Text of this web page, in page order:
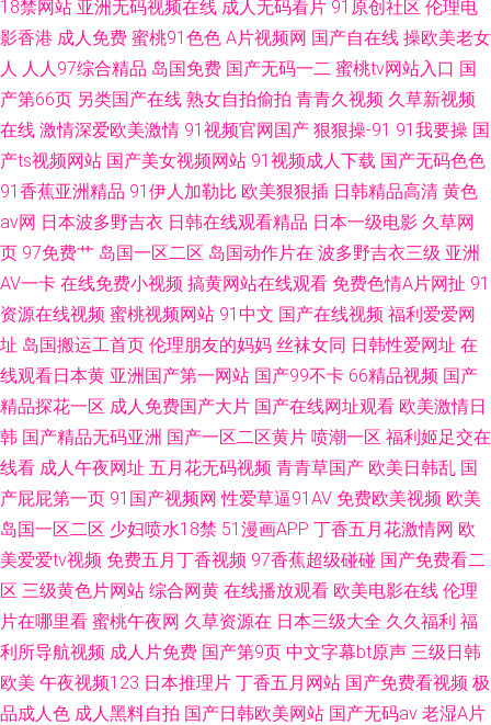
18禁网站 亚洲无码视频在线 成人无码看片 91原创社区 伦理电
影香港 成人免费 蜜桃91色色 A片视频网 国产自在线 操欧美老女
人 人人97综合精品 岛国免费 国产无码一二 蜜桃tv网站入口 国
产第66页 另类国产在线 熟女自拍偷拍 青青久视频 久草新视频
在线 激情深爱欧美激情 91视频官网国产 狠狠操-91 91我要操 国
产ts视频网站 国产美女视频网站 91视频成人下载 国产无码色色
91香蕉亚洲精品 91伊人加勒比 欧美狠狠插 日韩精品高清 黄色
av网 日本波多野吉衣 日韩在线观看精品 日本一级电影 久草网
页 97免费艹 岛国一区二区 岛国动作片在 波多野吉衣三级 亚洲
AV一卡 在线免费小视频 搞黄网站在线观看 免费色情A片网扯 91
资源在线视频 蜜桃视频网站 91中文 国产在线视频 福利爱爱网
址 岛国搬运工首页 伦理朋友的妈妈 丝袜女同 日韩性爱网址 在
线观看日本黄 亚洲国产第一网站 国产99不卡 66精品视频 国产
精品探花一区 成人免费国产大片 国产在线网址观看 欧美激情日
韩 国产精品无码亚洲 国产一区二区黄片 喷潮一区 福利姬足交在
线看 成人午夜网址 五月花无码视频 青青草国产 欧美日韩乱 国
产屁屁第一页 91国产视频网 性爱草逼91AV 免费欧美视频 欧美
岛国一区二区 少妇喷水18禁 51漫画APP 丁香五月花激情网 欧
美爱爱tv视频 免费五月丁香视频 97香蕉超级碰碰 国产免费看二
区 三级黄色片网站 综合网黄 在线播放观看 欧美电影在线 伦理
片在哪里看 蜜桃午夜网 久草资源在 日本三级大全 久久福利 福
利所导航视频 成人片免费 国产第9页 中文字幕bt原声 三级日韩
欧美 午夜视频123 日本推理片 丁香五月网站 国产免费看视频 极
品成人色 成人黑料自拍 国产日韩欧美网站 国产无码av 老湿A片